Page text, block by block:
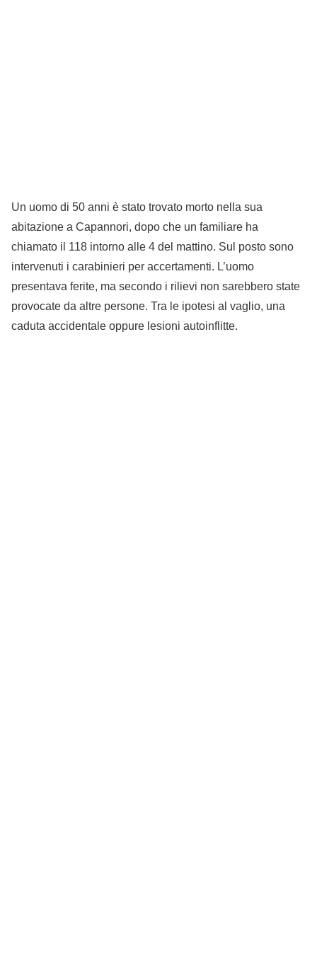
Un uomo di 50 anni è stato trovato morto nella sua
abitazione a Capannori, dopo che un familiare ha
chiamato il 118 intorno alle 4 del mattino. Sul posto sono
intervenuti i carabinieri per accertamenti. L’uomo
presentava ferite, ma secondo i rilievi non sarebbero state
provocate da altre persone. Tra le ipotesi al vaglio, una
caduta accidentale oppure lesioni autoinflitte.